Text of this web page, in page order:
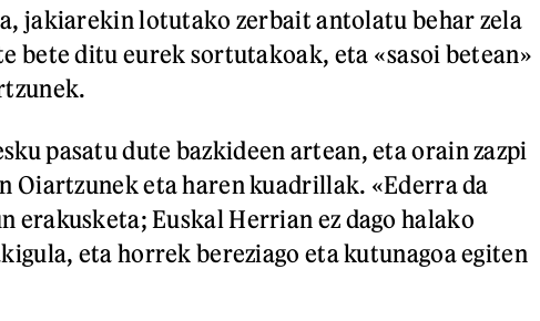
jakiarekin lotutako zerbait antolatu behar zela
bete ditu eurek sortutakoak, eta «sasoi betean»
pasatu dute bazkideen artean, eta orain zazpi
Oiartzunek eta haren kuadrillak. «Ederra da
erakusketa; Euskal Herrian ez dago halako
eta horrek bereziago eta kutunagoa egiten